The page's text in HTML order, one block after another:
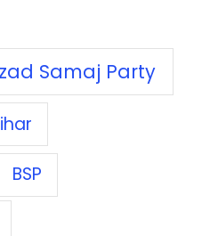
Samaj Party
BSP